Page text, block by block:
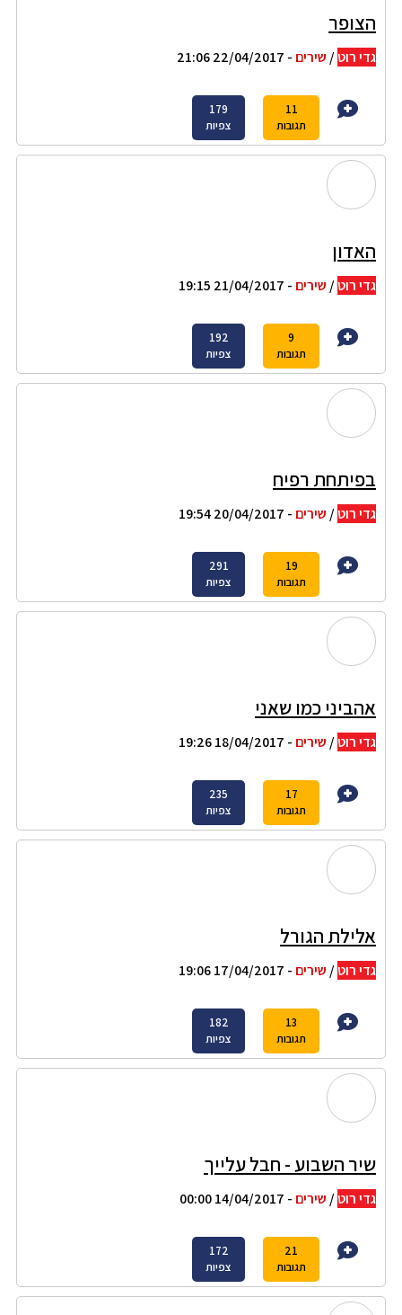
הצופר
גדי רוט/ שירים - 22/04/2017 21:06
11
תגובות
179
צפיות
האדון
גדי רוט/ שירים - 21/04/2017 19:15
9
תגובות
192
צפיות
בפיתחת רפיח
גדי רוט/ שירים - 20/04/2017 19:54
19
תגובות
291
צפיות
אהביני כמו שאני
גדי רוט/ שירים - 18/04/2017 19:26
17
תגובות
235
צפיות
אלילת הגורל
גדי רוט/ שירים - 17/04/2017 19:06
13
תגובות
182
צפיות
שיר השבוע - חבל עלייך
גדי רוט/ שירים - 14/04/2017 00:00
21
תגובות
172
צפיות